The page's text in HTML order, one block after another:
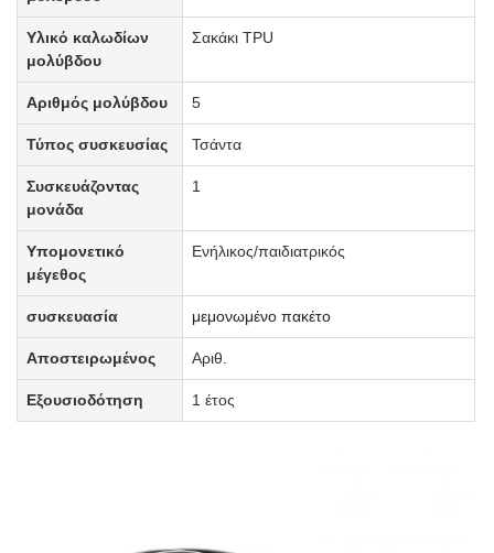
Υλικό καλωδίων
μολύβδου
Σακάκι TPU
Αριθμός μολύβδου 5
Τύπος συσκευσίας Τσάντα
Συσκευάζοντας
μονάδα
1
Υπομονετικό
μέγεθος
Ενήλικος/παιδιατρικός
συσκευασία μεμονωμένο πακέτο
Αποστειρωμένος Αριθ.
Εξουσιοδότηση 1 έτος